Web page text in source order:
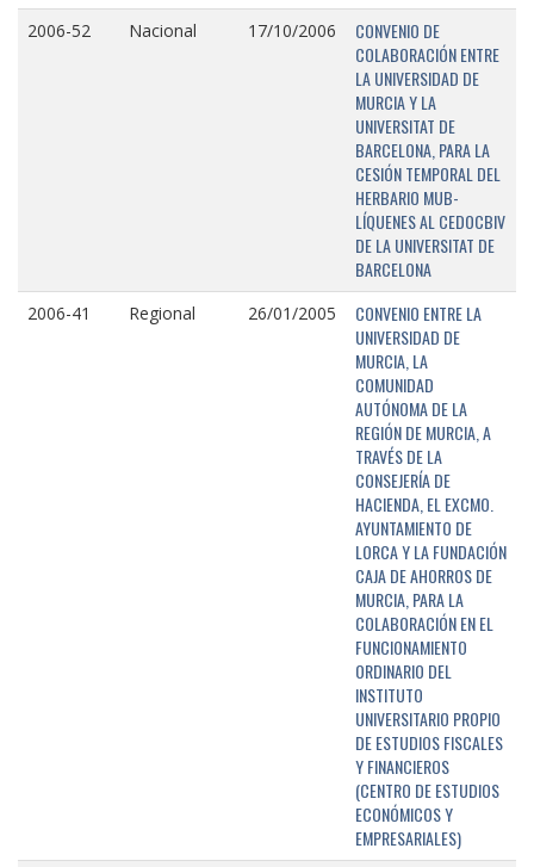
2006-52 Nacional 17/10/2006
CONVENIO DE
COLABORACIÓN ENTRE
LA UNIVERSIDAD DE
MURCIA Y LA
UNIVERSITAT DE
BARCELONA, PARA LA
CESIÓN TEMPORAL DEL
HERBARIO MUB-
LÍQUENES AL CEDOCBIV
DE LA UNIVERSITAT DE
BARCELONA
2006-41 Regional 26/01/2005
CONVENIO ENTRE LA
UNIVERSIDAD DE
MURCIA, LA
COMUNIDAD
AUTÓNOMA DE LA
REGIÓN DE MURCIA, A
TRAVÉS DE LA
CONSEJERÍA DE
HACIENDA, EL EXCMO.
AYUNTAMIENTO DE
LORCA Y LA FUNDACIÓN
CAJA DE AHORROS DE
MURCIA, PARA LA
COLABORACIÓN EN EL
FUNCIONAMIENTO
ORDINARIO DEL
INSTITUTO
UNIVERSITARIO PROPIO
DE ESTUDIOS FISCALES
Y FINANCIEROS
(CENTRO DE ESTUDIOS
ECONÓMICOS Y
EMPRESARIALES)